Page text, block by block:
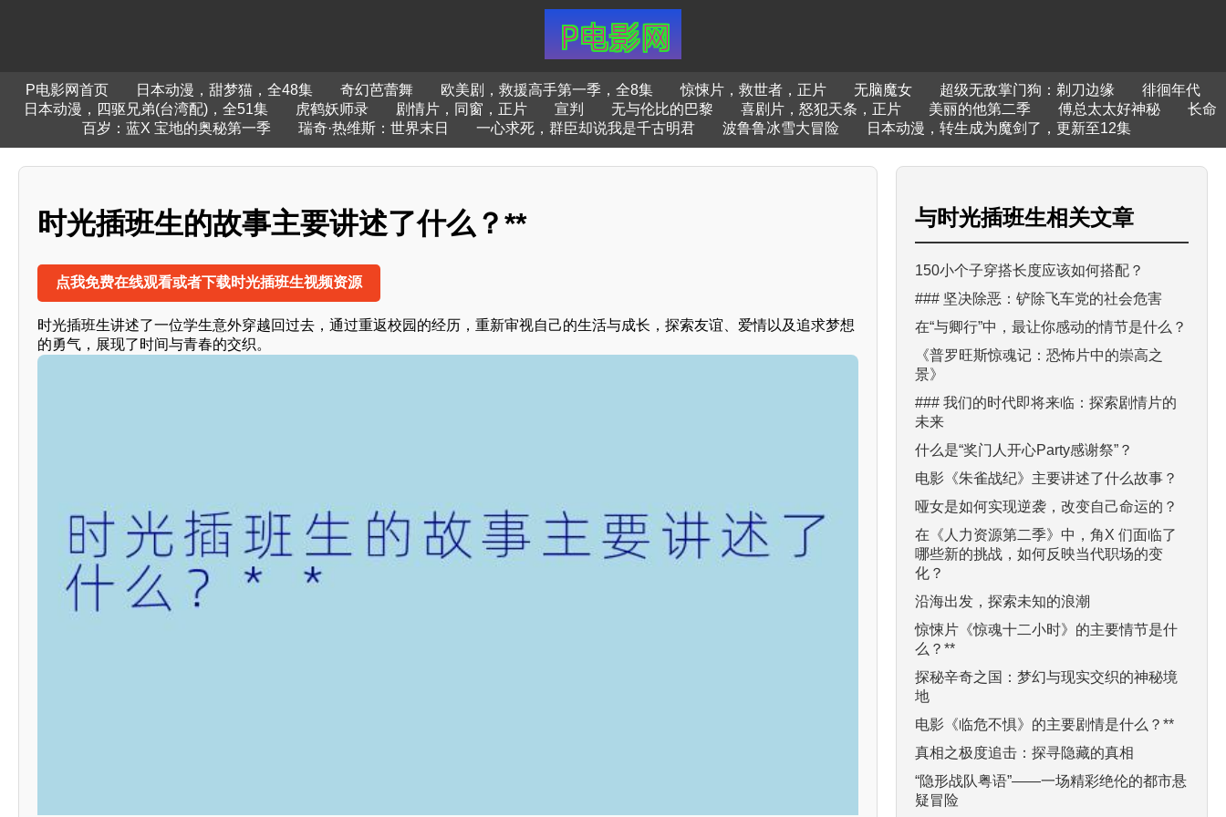
P电影网首页 日本动漫，甜梦猫，全48集 奇幻芭蕾舞 欧美剧，救援高手第一季，全8集 惊悚片，救世者，正片 无脑魔女 超级无敌掌门狗：剃刀边缘
徘徊年代
日本动漫，四驱兄弟(台湾配)，全51集
虎鹤妖师录 剧情片，同窗，正片 宣判 无与伦比的巴黎 喜剧片，怒犯天条，正片 美丽的他第二季 傅总太太好神秘
长命
百岁：蓝X 宝地的奥秘第一季
瑞奇·热维斯：世界末日 一心求死，群臣却说我是千古明君 波鲁鲁冰雪大冒险 日本动漫，转生成为魔剑了，更新至12集
时光插班生的故事主要讲述了什么？**
点我免费在线观看或者下载时光插班生视频资源
时光插班生讲述了一位学生意外穿越回过去，通过重返校园的经历，重新审视自己的生活与成长，探索友谊、爱情以及追求梦想
的勇气，展现了时间与青春的交织。
与时光插班生相关文章
150小个子穿搭长度应该如何搭配？
### 坚决除恶：铲除飞车党的社会危害
在“与卿行”中，最让你感动的情节是什么？
《普罗旺斯惊魂记：恐怖片中的崇高之
景》
### 我们的时代即将来临：探索剧情片的
未来
什么是“奖门人开心Party感谢祭”？
电影《朱雀战纪》主要讲述了什么故事？
哑女是如何实现逆袭，改变自己命运的？
在《人力资源第二季》中，角X 们面临了
哪些新的挑战，如何反映当代职场的变
化？
沿海出发，探索未知的浪潮
惊悚片《惊魂十二小时》的主要情节是什
么？**
探秘辛奇之国：梦幻与现实交织的神秘境
地
电影《临危不惧》的主要剧情是什么？**
真相之极度追击：探寻隐藏的真相
“隐形战队粤语”——一场精彩绝伦的都市悬
疑冒险